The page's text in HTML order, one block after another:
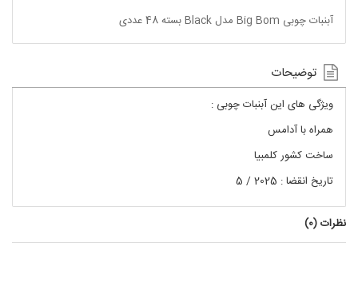
آبنبات چوبی Big Bom مدل Black بسته 48 عددی
توضیحات
ویژگی های این آبنبات چوبی :
همراه با آدامس
ساخت کشور کلمبیا
تاریخ انقضا : 2025 / 5
نظرات (0
)